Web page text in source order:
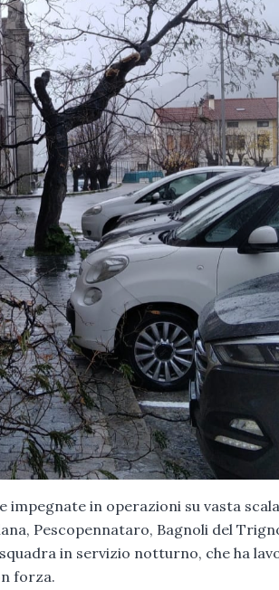
impegnate in operazioni su vasta
Pescopennataro, Bagnoli del
in servizio notturno, che ha
forza.